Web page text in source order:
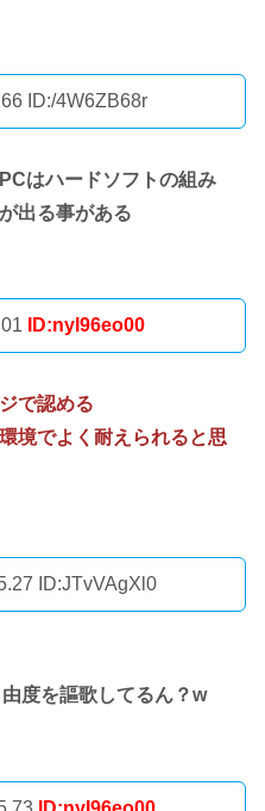
ID:/4W6ZB68r
はハードソフトの組み
出る事がある
ID:nyI96eo00
で認める
境でよく耐えられると思
ID:JTvVAgXl0
度を謳歌してるん？w